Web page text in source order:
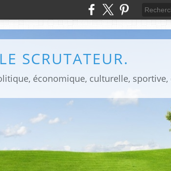
LE SCRUTATEUR.